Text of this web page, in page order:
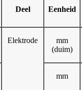
Deel Eenheid
Elektrode
mm
(duim)
mm